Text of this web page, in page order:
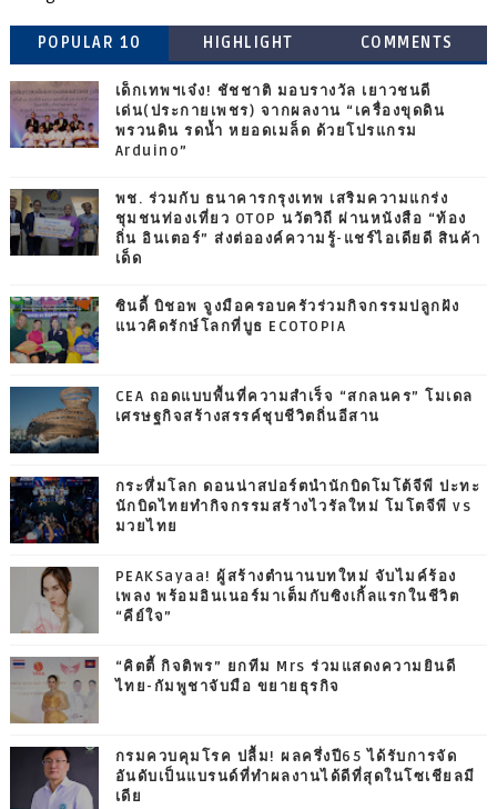
POPULAR 10 HIGHLIGHT COMMENTS
เด็กเทพฯเจ๋ง! ชัชชาติ มอบรางวัล เยาวชนดี
เด่น(ประกายเพชร) จากผลงาน “เครื่องขุดดิน
พรวนดิน รดน้ำ หยอดเมล็ด ด้วยโปรแกรม
Arduino”
พช. ร่วมกับ ธนาคารกรุงเทพ เสริมความแกร่ง
ชุมชนท่องเที่ยว OTOP นวัตวิถี ผ่านหนังสือ “ท้อง
ถิ่น อินเตอร์” ส่งต่อองค์ความรู้-แชร์ไอเดียดี สินค้า
เด็ด
ซินดี้ บิชอพ จูงมือครอบครัวร่วมกิจกรรมปลูกฝัง
แนวคิดรักษ์โลกที่บูธ ECOTOPIA
CEA ถอดแบบพื้นที่ความสำเร็จ “สกลนคร” โมเดล
เศรษฐกิจสร้างสรรค์ชุบชีวิตถิ่นอีสาน
กระหึ่มโลก ดอนน่าสปอร์ตนำนักบิดโมโต้จีพี ปะทะ
นักบิดไทยทำกิจกรรมสร้างไวรัลใหม่ โมโตจีพี vs
มวยไทย
PEAKSayaa! ผู้สร้างตำนานบทใหม่ จับไมค์ร้อง
เพลง พร้อมอินเนอร์มาเต็มกับซิงเกิ้ลแรกในชีวิต
“คีย์ใจ”
“คิตตี้ กิจติพร” ยกทีม Mrs ร่วมแสดงความยินดี
ไทย-กัมพูชาจับมือ ขยายธุรกิจ
กรมควบคุมโรค ปลื้ม! ผลครึ่งปี65 ได้รับการจัด
อันดับเป็นแบรนด์ที่ทำผลงานได้ดีที่สุดในโซเชียลมี
เดีย